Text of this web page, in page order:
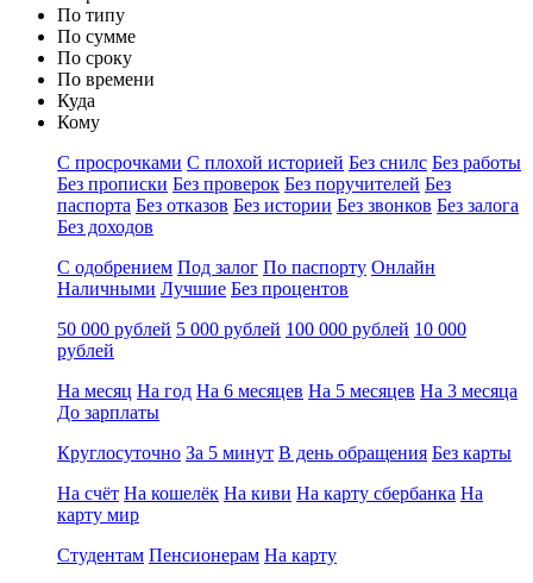
По типу
По сумме
По сроку
По времени
Куда
Кому
С просрочками С плохой историей Без снилс Без работы
Без прописки Без проверок Без поручителей Без
паспорта Без отказов Без истории Без звонков Без залога
Без доходов
С одобрением Под залог По паспорту Онлайн
Наличными Лучшие Без процентов
50 000 рублей 5 000 рублей 100 000 рублей 10 000
рублей
На месяц На год На 6 месяцев На 5 месяцев На 3 месяца
До зарплаты
Круглосуточно За 5 минут В день обращения Без карты
На счёт На кошелёк На киви На карту сбербанка На
карту мир
Студентам Пенсионерам На карту